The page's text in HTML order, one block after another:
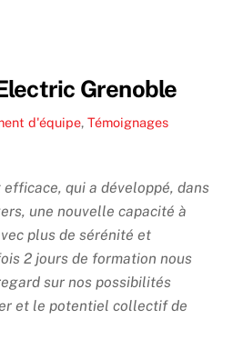
Grenoble
d'équipe,Témoignages
qui a développé, dans
une nouvelle capacité à
plus de sérénité et
2 jours de formation nous
sur nos possibilités
et le potentiel collectif de